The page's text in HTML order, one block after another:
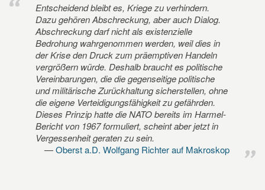
Entscheidend bleibt es, Kriege zu verhindern.
Dazu gehören Abschreckung, aber auch Dialog.
Abschreckung darf nicht als existenzielle
Bedrohung wahrgenommen werden, weil dies in
der Krise den Druck zum präemptiven Handeln
vergrößern würde. Deshalb braucht es politische
Vereinbarungen, die die gegenseitige politische
und militärische Zurückhaltung sicherstellen, ohne
die eigene Verteidigungsfähigkeit zu gefährden.
Dieses Prinzip hatte die NATO bereits im Harmel-
Bericht von 1967 formuliert, scheint aber jetzt in
Vergessenheit geraten zu sein.
Oberst a.D. Wolfgang Richter auf Makroskop